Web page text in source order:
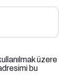
üzere
bu